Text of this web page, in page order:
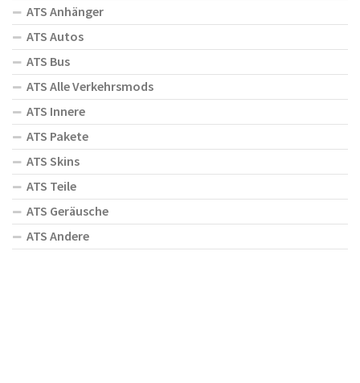
ATS Anhänger
ATS Autos
ATS Bus
ATS Alle Verkehrsmods
ATS Innere
ATS Pakete
ATS Skins
ATS Teile
ATS Geräusche
ATS Andere